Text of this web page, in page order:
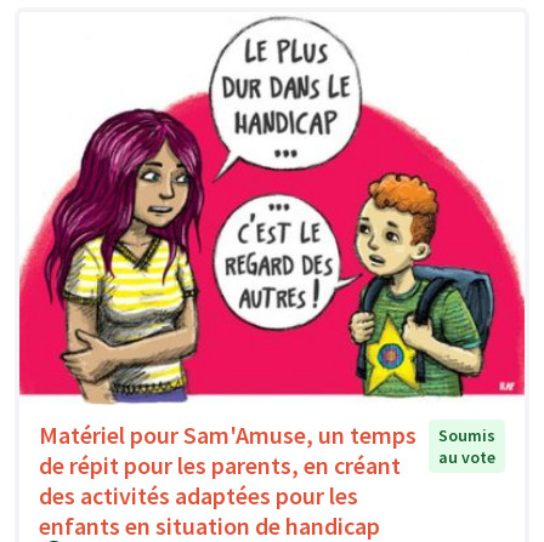
Matériel pour Sam'Amuse, un temps
de répit pour les parents, en créant
des activités adaptées pour les
enfants en situation de handicap
Soumis
au vote